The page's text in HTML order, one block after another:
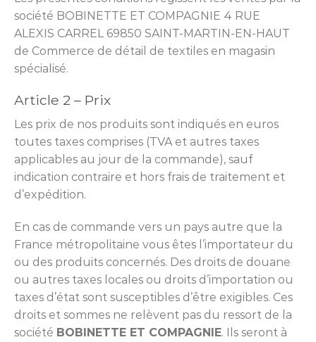
société BOBINETTE ET COMPAGNIE 4 RUE
ALEXIS CARREL 69850 SAINT-MARTIN-EN-HAUT
de Commerce de détail de textiles en magasin
spécialisé.
Article 2 – Prix
Les prix de nos produits sont indiqués en euros
toutes taxes comprises (TVA et autres taxes
applicables au jour de la commande), sauf
indication contraire et hors frais de traitement et
d’expédition.
En cas de commande vers un pays autre que la
France métropolitaine vous êtes l’importateur du
ou des produits concernés. Des droits de douane
ou autres taxes locales ou droits d’importation ou
taxes d’état sont susceptibles d’être exigibles. Ces
droits et sommes ne relèvent pas du ressort de la
société BOBINETTE ET COMPAGNIE. Ils seront à